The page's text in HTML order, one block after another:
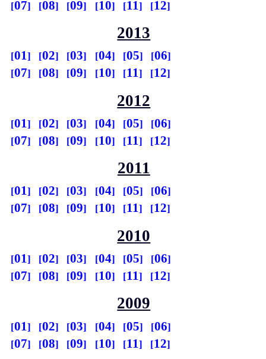
07
08 09 10 11 12
2013
01 02 03 04 05
06
07
08 09 10 11 12
2012
01 02 03 04 05
06
07
08 09 10 11 12
2011
01 02 03 04 05
06
07
08 09 10 11 12
2010
01 02 03 04 05
06
07
08 09 10 11 12
2009
01 02 03 04 05
06
07
08 09 10 11 12